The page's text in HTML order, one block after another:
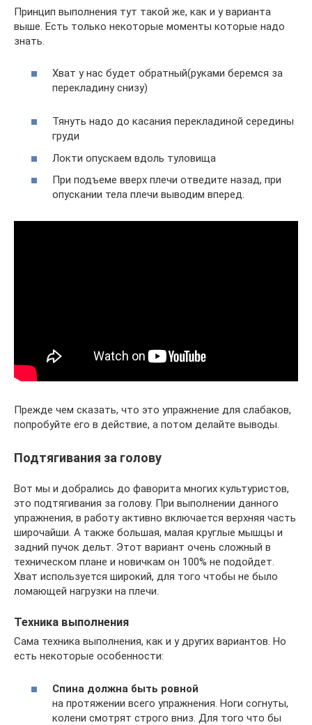
Принцип выполнения тут такой же, как и у варианта
выше. Есть только некоторые моменты которые надо
знать.
Хват у нас будет обратный(руками беремся за
перекладину снизу)
Тянуть надо до касания перекладиной середины
груди
Локти опускаем вдоль туловища
При подъеме вверх плечи отведите назад, при
опускании тела плечи выводим вперед.
Прежде чем сказать, что это упражнение для слабаков,
попробуйте его в действие, а потом делайте выводы.
Подтягивания за голову
Вот мы и добрались до фаворита многих культуристов,
это подтягивания за голову. При выполнении данного
упражнения, в работу активно включается верхняя часть
широчайши. А также большая, малая круглые мышцы и
задний пучок дельт. Этот вариант очень сложный в
техническом плане и новичкам он 100% не подойдет.
Хват используется широкий, для того чтобы не было
ломающей нагрузки на плечи.
Техника выполнения
Сама техника выполнения, как и у других вариантов. Но
есть некоторые особенности:
Спина должна быть ровной
на протяжении всего упражнения. Ноги согнуты,
колени смотрят строго вниз. Для того что бы